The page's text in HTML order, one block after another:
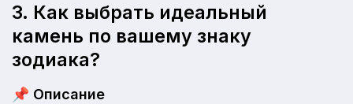
3. Как выбрать идеальный
камень по вашему знаку
зодиака?
📌 Описание